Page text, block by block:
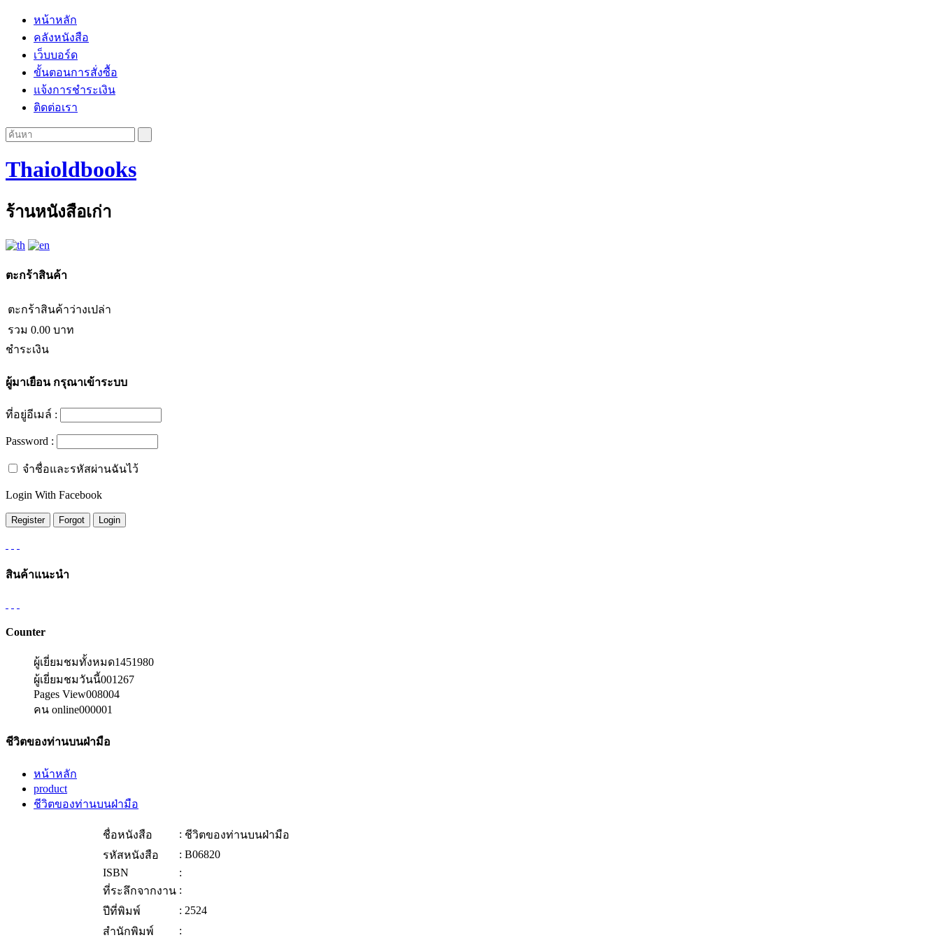
หน้าหลัก
คลังหนังสือ
เว็บบอร์ด
ขั้นตอนการสั่งซื้อ
แจ้งการชำระเงิน
ติดต่อเรา
Thaioldbooks
ร้านหนังสือเก่า
ตะกร้าสินค้า
ตะกร้าสินค้าว่างเปล่า
รวม 0.00 บาท
ชำระเงิน
ผู้มาเยือนกรุณาเข้าระบบ
ที่อยู่อีเมล์ :
Password :
จำชื่อและรหัสผ่านฉันไว้
Login With Facebook
สินค้าแนะนำ
Counter
ผู้เยี่ยมชมทั้งหมด1451980
ผู้เยี่ยมชมวันนี้001267
Pages View008004
คน online000001
ชีวิตของท่านบนฝ่ามือ
หน้าหลัก
product
ชีวิตของท่านบนฝ่ามือ
ชื่อหนังสือ : ชีวิตของท่านบนฝ่ามือ
รหัสหนังสือ
: B06820
ISBN
:
ที่ระลึกจากงาน :
ปีที่พิมพ์
: 2524
สำนักพิมพ์
: